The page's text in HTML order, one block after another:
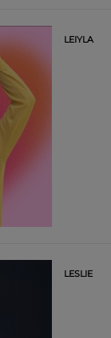
LEIYLA
LESLIE